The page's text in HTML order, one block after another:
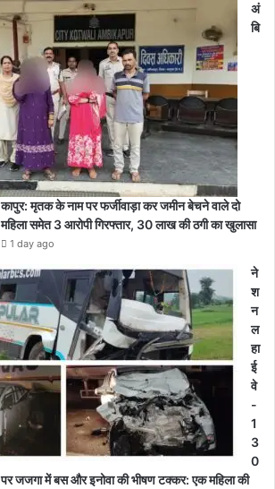
अं
बि
कापुर: मृतक के नाम पर फर्जीवाड़ा कर जमीन बेचने वाले दो
महिला समेत 3 आरोपी गिरफ्तार, 30 लाख की ठगी का खुलासा
1 day ago
ने
श
न
ल
हा
ई
वे
-
1
3
0
पर जजगा में बस और इनोवा की भीषण टक्कर: एक महिला की